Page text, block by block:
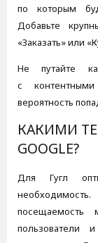
по которым
Добавьте
«Заказать» или
Не путайте
с
вероятность
КАКИМИ
GOOGLE?
Для Гугл
посещаемость
пользователи